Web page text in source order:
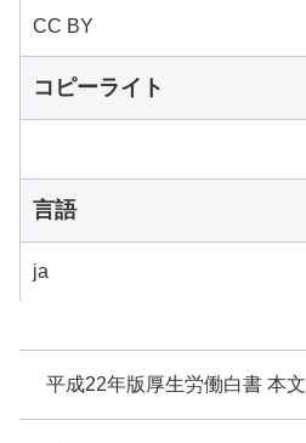
平成22年版厚生労働白書 本文
CC BY
コピーライト
言語
ja